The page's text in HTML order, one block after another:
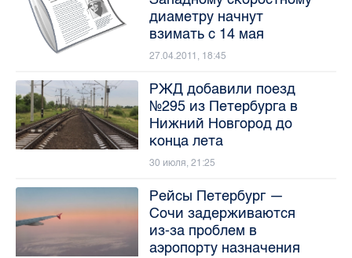
диаметру начнут
взимать с 14 мая
27.04.2011, 18:45
РЖД добавили поезд
№295 из Петербурга в
Нижний Новгород до
конца лета
30 июля, 21:25
Рейсы Петербург —
Сочи задерживаются
из‑за проблем в
аэропорту назначения